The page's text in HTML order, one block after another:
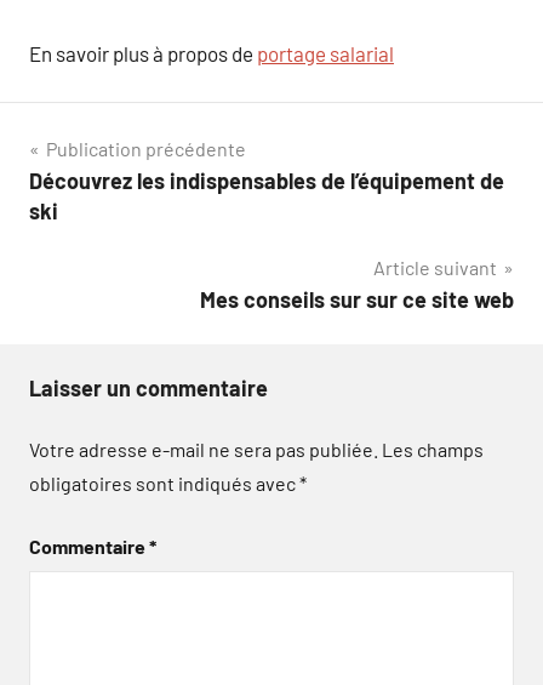
En savoir plus à propos de portage salarial
Navigation
de
Publication précédente
Découvrez les indispensables de l’équipement de
ski
Article suivant
Mes conseils sur sur ce site web
Laisser un commentaire
Votre adresse e-mail ne sera pas publiée. Les champs
obligatoires sont indiqués avec*
Commentaire*